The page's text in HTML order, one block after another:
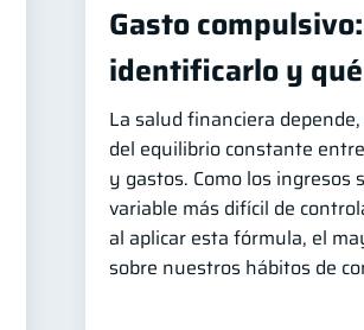
Gasto
identificarlo y
La salud financiera
del equilibrio constante
y gastos. Como los ingresos
variable más difícil de
al aplicar esta fórmula, el
sobre nuestros hábitos de